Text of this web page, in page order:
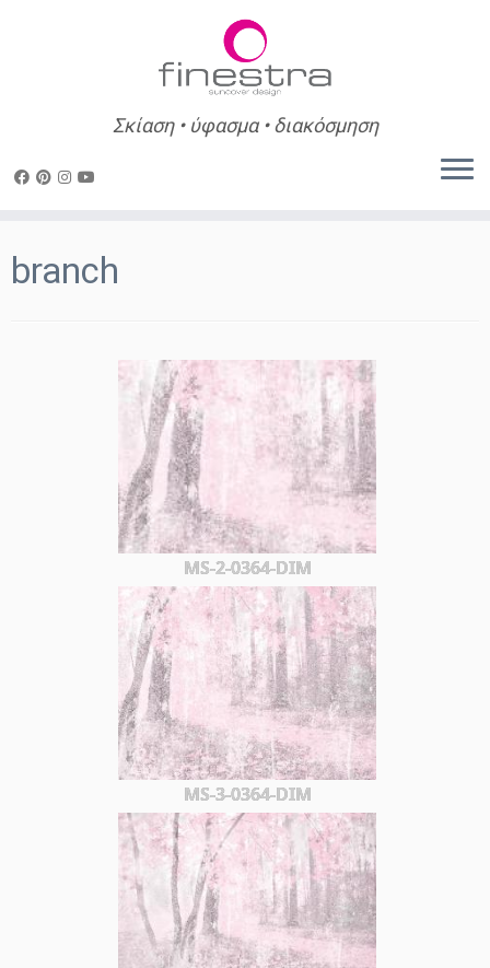
content
Σκίαση • ύφασμα • διακόσμηση
branch
MS-2-0364-DIM
MS-3-0364-DIM